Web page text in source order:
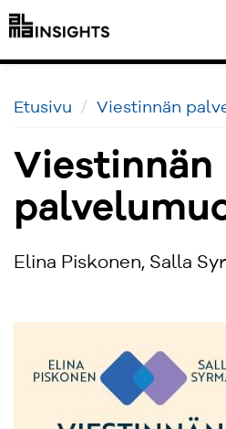
Etusivu Viestinnän
Viestinnän
Elina Piskonen, Salla